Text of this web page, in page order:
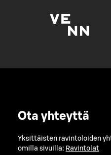
Ota yhteyttä
Yksittäisten ravintoloiden
omilla sivuilla: Ravintolat